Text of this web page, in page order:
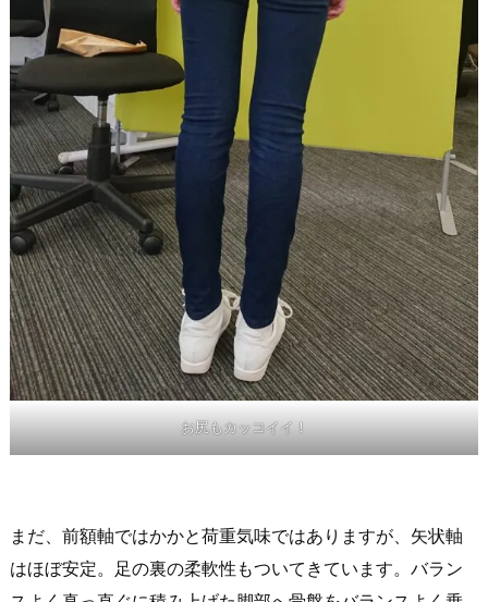
お尻もカッコイイ！
まだ、前額軸ではかかと荷重気味ではありますが、矢状軸
はほぼ安定。足の裏の柔軟性もついてきています。バラン